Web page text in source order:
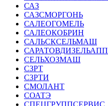
САЗ
САЗСМОРГОНЬ
САЛЕОГОМЕЛЬ
САЛЕОКОБРИН
САЛЬСКСЕЛЬМАШ
СЕЛЬХОЗМАШ
СЗРТ
СЗРТИ
СМОЛАНТ
СОАТЭ